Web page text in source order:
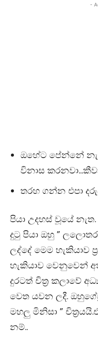
-
ඔහේට පේන්නේ
විනාස
තරහ ගන්න එපා
පියා උදහස් වූයේ
දුටු පියා ඔහු ”
ලද්දේ මෙම හැකියාව
හැකියාව වෙනුවෙන්
දුරටත් චිත්‍ර කලාවේ
වෙත යවන ලදී.
මහලු මිනිසා ”
නම්..